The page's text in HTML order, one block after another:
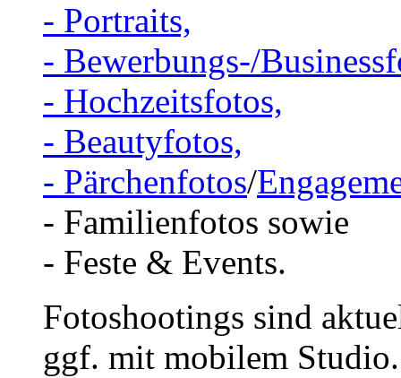
- Portraits,
- Bewerbungs-/
- Hochzeitsfotos,
- Beautyfotos,
- Pärchenfotos/
- Familienfotos sowie
- Feste & Events.
Fotoshootings sind
ggf. mit mobilem Studio.